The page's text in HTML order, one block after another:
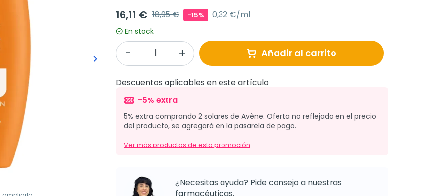
Siguiente
keyboard_arrow_right
16,11 € 18,95 € -15% 0,32 €/ml
En stock
Añadir al carrito
Descuentos aplicables en este artículo
-5% extra
5% extra comprando 2 solares de Avène. Oferta no reflejada en el precio
del producto, se agregará en la pasarela de pago.
Ver más productos de esta promoción
¿Necesitas ayuda? Pide consejo a nuestras
farmacéuticas.